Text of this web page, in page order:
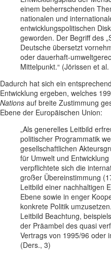
einem beherrschenden
nationalen und
entwicklungspolitischen
geworden. Der Begriff des
Deutsche übersetzt
oder dauerhaft-
Mittelpunkt.“ (Jörissen et
Dadurch hat sich ein
Entwicklung ergeben, welches
Nations auf breite Zustimmung
Ebene der Europäischen Union:
„Als generelles Leitbild
politischer Programmatik
gesellschaftlichen
für Umwelt und
verpflichtete sich die
großer Übereinstimmung
Leitbild einer nachhaltigen
Ebene sowie in enger
konkrete Politik
Leitbild Beachtung,
der Präambel des quasi
Vertrags von 1995/96 oder
(Ders., 3)